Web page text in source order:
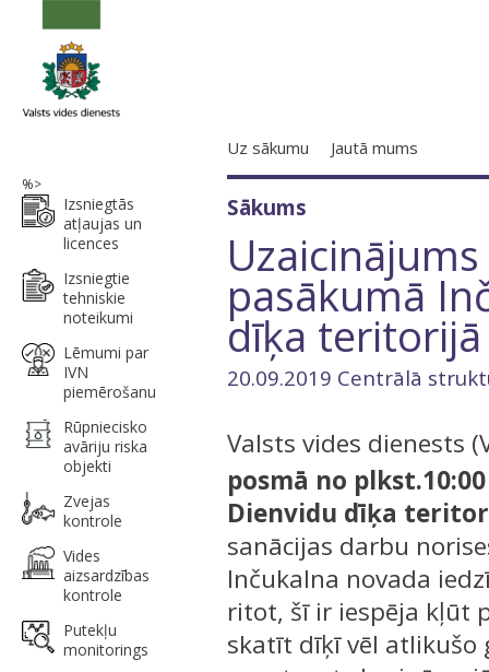
Uz sākumu Jautā mums
%>
Izsniegtās
atļaujas un
licences
Izsniegtie
tehniskie
noteikumi
Lēmumi par
IVN
piemērošanu
Rūpniecisko
avāriju riska
objekti
Zvejas
kontrole
Vides
aizsardzības
kontrole
Putekļu
monitorings
Sākums
pasākumā
dīķa
20.09.2019 Centrālā
Valsts vides dienests
posmā no
Dienvidu dīķa
sanācijas darbu
Inčukalna novada
ritot, šī ir iespēja kļūt
skatīt dīķī vēl atlikušo